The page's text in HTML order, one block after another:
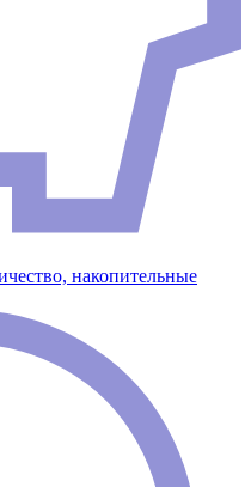
накопительные